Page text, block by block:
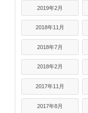
2019年2月
2018年11月
2018年7月
2018年2月
2017年11月
2017年8月